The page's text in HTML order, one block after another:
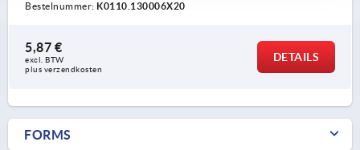
Bestelnummer: K0110.130006X20
5,87 €
excl. BTW
plus verzendkosten
DETAILS
FORMS